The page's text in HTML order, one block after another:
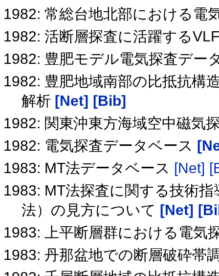
1982: 常総台地北部における電
1982: 活断層探査に活躍する
1982: 豊肥モデル電気探査デー
1982: 豊肥地域南部の比抵抗構
解析 [Net] [Bib]
1982: 関東沖東方海域空中磁気
1982: 電気探査データベース
1983: MT法データベース [Net]
1983: MT法探査に関する技術
法）の見方について [Net]
1983: 上平断層群における電気
1983: 丹那盆地での断層破砕帯